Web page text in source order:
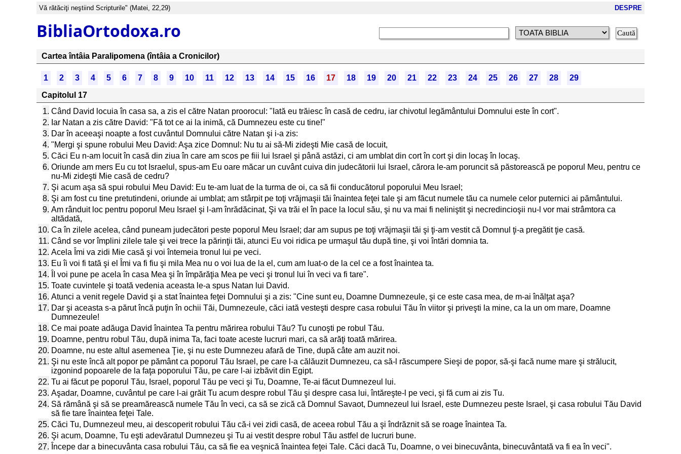
Vă rătăciţi neştiind Scripturile" (Matei, 22,29) DESPRE
BibliaOrtodoxa.ro
Cartea întâia Paralipomena (întâia a Cronicilor)
1 2 3 4 5 6 7 8 9 10 11 12 13 14 15 16 17 18 19 20 21 22 23 24 25 26 27 28
29
Capitolul 17
1. Când David locuia în casa sa, a zis el către Natan proorocul: "Iată eu trăiesc în casă de cedru, iar chivotul legământului Domnului este în cort".
2. Iar Natan a zis către David: "Fă tot ce ai la inimă, că Dumnezeu este cu tine!"
3. Dar în aceeaşi noapte a fost cuvântul Domnului către Natan şi i-a zis:
4. "Mergi şi spune robului Meu David: Aşa zice Domnul: Nu tu ai să-Mi zideşti Mie casă de locuit,
5. Căci Eu n-am locuit în casă din ziua în care am scos pe fiii lui Israel şi până astăzi, ci am umblat din cort în cort şi din locaş în locaş.
6. Oriunde am mers Eu cu tot Israelul, spus-am Eu oare măcar un cuvânt cuiva din judecătorii lui Israel, cărora le-am poruncit să păstorească pe poporul Meu, pentru ce
nu-Mi zideşti Mie casă de cedru?
7. Şi acum aşa să spui robului Meu David: Eu te-am luat de la turma de oi, ca să fii conducătorul poporului Meu Israel;
8. Şi am fost cu tine pretutindeni, oriunde ai umblat; am stârpit pe toţi vrăjmaşii tăi înaintea feţei tale şi am făcut numele tău ca numele celor puternici ai pământului.
9. Am rânduit loc pentru poporul Meu Israel şi l-am înrădăcinat, Şi va trăi el în pace la locul său, şi nu va mai fi neliniştit şi necredincioşii nu-l vor mai strâmtora ca
altădată,
10. Ca în zilele acelea, când puneam judecători peste poporul Meu Israel; dar am supus pe toţi vrăjmaşii tăi şi ţi-am vestit că Domnul ţi-a pregătit ţie casă.
11. Când se vor împlini zilele tale şi vei trece la părinţii tăi, atunci Eu voi ridica pe urmaşul tău după tine, şi voi întări domnia ta.
12. Acela Îmi va zidi Mie casă şi voi întemeia tronul lui pe veci.
13. Eu îi voi fi tată şi el Îmi va fi fiu şi mila Mea nu o voi lua de la el, cum am luat-o de la cel ce a fost înaintea ta.
14.
ÎI voi pune pe acela în casa Mea şi în împărăţia Mea pe veci şi tronul lui în veci va fi tare".
15. Toate cuvintele şi toată vedenia aceasta le-a spus Natan lui David.
16. Atunci a venit regele David şi a stat înaintea feţei Domnului şi a zis: "Cine sunt eu, Doamne Dumnezeule, şi ce este casa mea, de m-ai înălţat aşa?
17. Dar şi aceasta s-a părut încă puţin în ochii Tăi, Dumnezeule, căci iată vesteşti despre casa robului Tău în viitor şi priveşti la mine, ca la un om mare, Doamne
Dumnezeule!
18. Ce mai poate adăuga David înaintea Ta pentru mărirea robului Tău? Tu cunoşti pe robul Tău.
19. Doamne, pentru robul Tău, după inima Ta, faci toate aceste lucruri mari, ca să arăţi toată mărirea.
20. Doamne, nu este altul asemenea Ţie, şi nu este Dumnezeu afară de Tine, după câte am auzit noi.
21. Şi nu este încă alt popor pe pământ ca poporul Tău Israel, pe care l-a călăuzit Dumnezeu, ca să-l răscumpere Sieşi de popor, să-şi facă nume mare şi strălucit,
izgonind popoarele de la faţa poporului Tău, pe care l-ai izbăvit din Egipt.
22. Tu ai făcut pe poporul Tău, Israel, poporul Tău pe veci şi Tu, Doamne, Te-ai făcut Dumnezeul lui.
23. Aşadar, Doamne, cuvântul pe care l-ai grăit Tu acum despre robul Tău şi despre casa lui, întăreşte-l pe veci, şi fă cum ai zis Tu.
24. Să rămână şi să se preamărească numele Tău în veci, ca să se zică că Domnul Savaot, Dumnezeul lui Israel, este Dumnezeu peste Israel, şi casa robului Tău David
să fie tare înaintea feţei Tale.
25. Căci Tu, Dumnezeul meu, ai descoperit robului Tău că-i vei zidi casă, de aceea robul Tău a şi îndrăznit să se roage înaintea Ta.
26. Şi acum, Doamne, Tu eşti adevăratul Dumnezeu şi Tu ai vestit despre robul Tău astfel de lucruri bune.
27. Începe dar a binecuvânta casa robului Tău, ca să fie ea veşnică înaintea feţei Tale. Căci dacă Tu, Doamne, o vei binecuvânta, binecuvântată va fi ea în veci".